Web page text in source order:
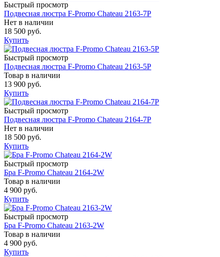
Быстрый просмотр
Подвесная люстра F-Promo Chateau 2163-7P
Нет в наличии
18 500 руб.
Купить
Быстрый просмотр
Подвесная люстра F-Promo Chateau 2163-5P
Товар в наличии
13 900 руб.
Купить
Быстрый просмотр
Подвесная люстра F-Promo Chateau 2164-7P
Нет в наличии
18 500 руб.
Купить
Быстрый просмотр
Бра F-Promo Chateau 2164-2W
Товар в наличии
4 900 руб.
Купить
Быстрый просмотр
Бра F-Promo Chateau 2163-2W
Товар в наличии
4 900 руб.
Купить